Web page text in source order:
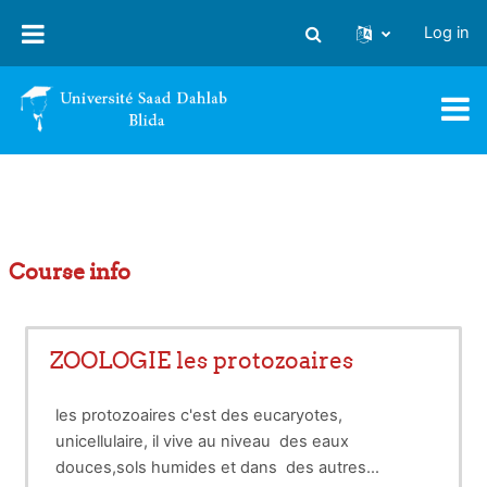
Toggle search input
Log in
Course info
ZOOLOGIE les protozoaires
les protozoaires c'est des eucaryotes,
unicellulaire, il vive au niveau des eaux
douces,sols humides et dans des autres